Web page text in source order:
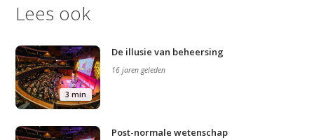
Lees ook
3 min
De illusie van beheersing
16 jaren geleden
Post-normale wetenschap